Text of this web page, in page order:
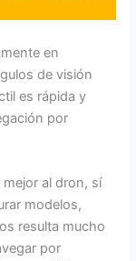
en
de visión
es rápida y
por
al dron, sí
modelos,
resulta mucho
por